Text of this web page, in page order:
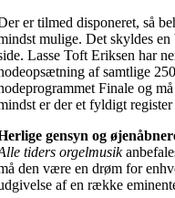
er tilmed disponeret, så
mulige. Det skyldes
Lasse Toft Eriksen har
af samtlige
Finale og
er der et fyldigt
gensyn og
tiders orgelmusik
den være en drøm for
af en række